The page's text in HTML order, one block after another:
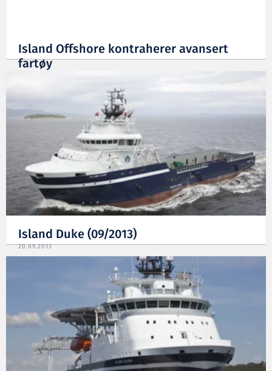
Island Offshore kontraherer avansert
fartøy
Island Duke (09/2013)
20.09.2013